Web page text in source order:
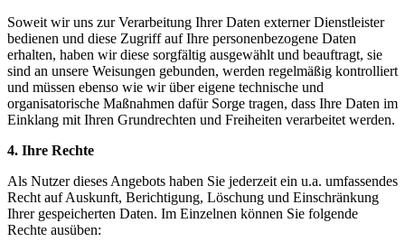
Soweit wir uns zur Verarbeitung Ihrer Daten externer Dienstleister
bedienen und diese Zugriff auf Ihre personenbezogene Daten
erhalten, haben wir diese sorgfältig ausgewählt und beauftragt, sie
sind an unsere Weisungen gebunden, werden regelmäßig kontrolliert
und müssen ebenso wie wir über eigene technische und
organisatorische Maßnahmen dafür Sorge tragen, dass Ihre Daten im
Einklang mit Ihren Grundrechten und Freiheiten verarbeitet werden.
4. Ihre Rechte
Als Nutzer dieses Angebots haben Sie jederzeit ein u.a. umfassendes
Recht auf Auskunft, Berichtigung, Löschung und Einschränkung
Ihrer gespeicherten Daten. Im Einzelnen können Sie folgende
Rechte ausüben: